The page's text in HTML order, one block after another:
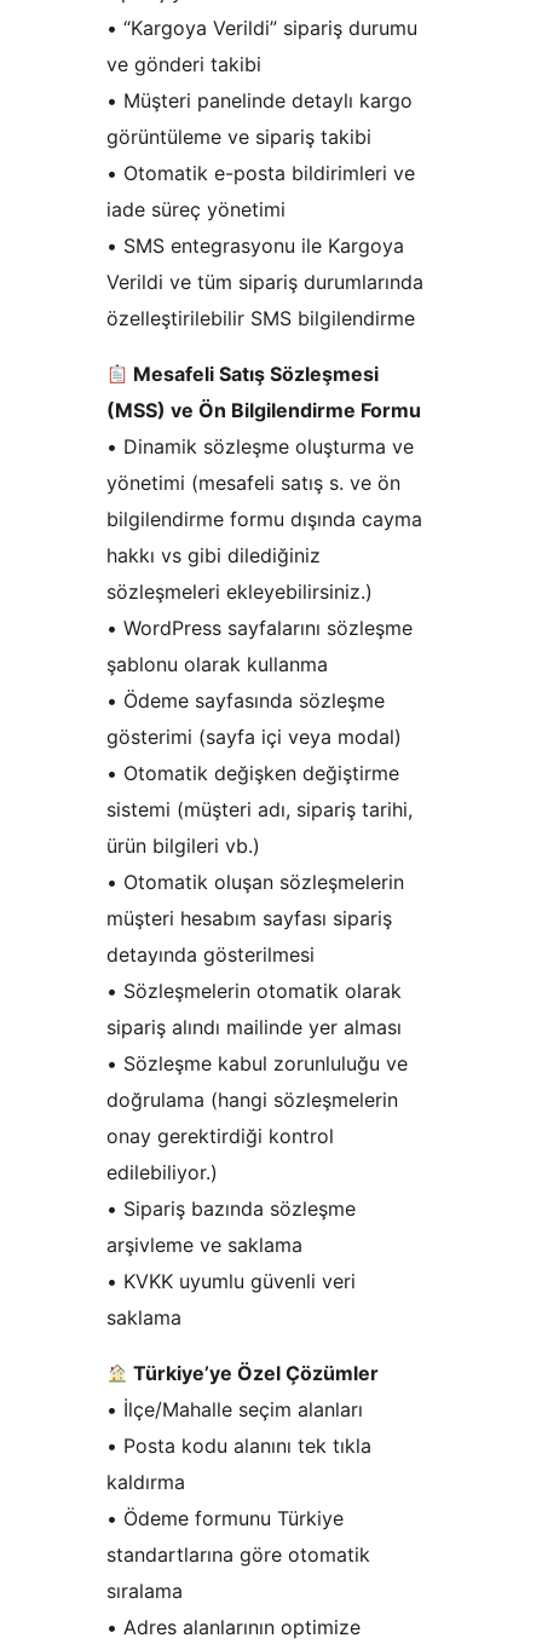
• “Kargoya Verildi” sipariş durumu
ve gönderi takibi
• Müşteri panelinde detaylı kargo
görüntüleme ve sipariş takibi
• Otomatik e-posta bildirimleri ve
iade süreç yönetimi
• SMS entegrasyonu ile Kargoya
Verildi ve tüm sipariş durumlarında
özelleştirilebilir SMS bilgilendirme
Mesafeli Satış Sözleşmesi
(MSS) ve Ön Bilgilendirme Formu
• Dinamik sözleşme oluşturma ve
yönetimi (mesafeli satış s. ve ön
bilgilendirme formu dışında cayma
hakkı vs gibi dilediğiniz
sözleşmeleri ekleyebilirsiniz.)
• WordPress sayfalarını sözleşme
şablonu olarak kullanma
• Ödeme sayfasında sözleşme
gösterimi (sayfa içi veya modal)
• Otomatik değişken değiştirme
sistemi (müşteri adı, sipariş tarihi,
ürün bilgileri vb.)
• Otomatik oluşan sözleşmelerin
müşteri hesabım sayfası sipariş
detayında gösterilmesi
• Sözleşmelerin otomatik olarak
sipariş alındı mailinde yer alması
• Sözleşme kabul zorunluluğu ve
doğrulama (hangi sözleşmelerin
onay gerektirdiği kontrol
edilebiliyor.)
• Sipariş bazında sözleşme
arşivleme ve saklama
• KVKK uyumlu güvenli veri
saklama
Türkiye’ye Özel Çözümler
• İlçe/Mahalle seçim alanları
• Posta kodu alanını tek tıkla
kaldırma
• Ödeme formunu Türkiye
standartlarına göre otomatik
sıralama
• Adres alanlarının optimize